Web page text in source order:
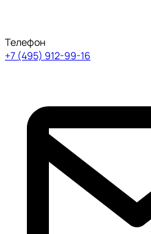
Телефон
+7 (495) 912-99-16